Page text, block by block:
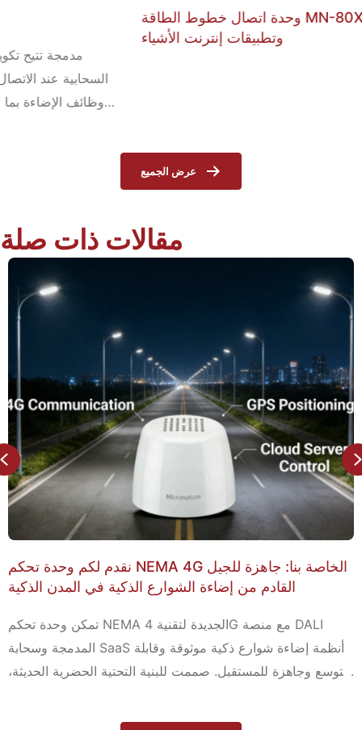
وحدة اتصال خطوط الطاقة MN-80X-DIP للإضاءة الذكية
وتطبيقات إنترنت الأشياء
عرض الجميع
مقالات ذات صلة
تتصل
نقدم لكم وحدة تحكم NEMA 4G الخاصة بنا: جاهزة للجيل
من إضاءة الشوارع الذكية في المدن الذكية
تمكن وحدة تحكم NEMA الجديدة لتقنية 4G مع منصة DALI
المدمجة وسحابة SaaS أنظمة إضاءة شوارع ذكية موثوقة وقابلة
للمستقبل. صممت للبنية التحتية الحضرية الحديثة،
يساعد المدن على ترقية شبكات الإضاءة التقليدية
Previous